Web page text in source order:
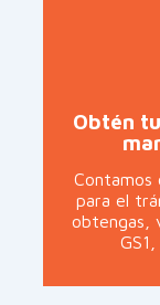
Obtén
Contamos
para el
obtengas,